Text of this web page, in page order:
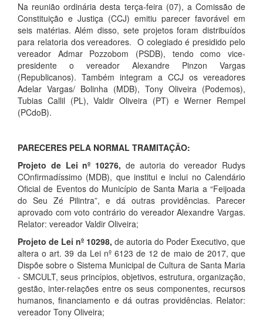
Na reunião ordinária desta terça-feira (07), a Comissão de
Constituição e Justiça (CCJ) emitiu parecer favorável em
seis matérias. Além disso, sete projetos foram distribuídos
para relatoria dos vereadores. O colegiado é presidido pelo
vereador Admar Pozzobom (PSDB), tendo como vice-
presidente o vereador Alexandre Pinzon Vargas
(Republicanos). Também integram a CCJ os vereadores
Adelar Vargas/ Bolinha (MDB), Tony Oliveira (Podemos),
Tubias Callil (PL), Valdir Oliveira (PT) e Werner Rempel
(PCdoB).
PARECERES PELA NORMAL TRAMITAÇÃO:
Projeto de Lei nº 10276, de autoria do vereador Rudys
COnfirmadíssimo (MDB), que institui e inclui no Calendário
Oficial de Eventos do Município de Santa Maria a “Feijoada
do Seu Zé Pilintra”, e dá outras providências. Parecer
aprovado com voto contrário do vereador Alexandre Vargas.
Relator: vereador Valdir Oliveira;
Projeto de Lei nº 10298, de autoria do Poder Executivo, que
altera o art. 39 da Lei nº 6123 de 12 de maio de 2017, que
Dispõe sobre o Sistema Municipal de Cultura de Santa Maria
- SMCULT, seus princípios, objetivos, estrutura, organização,
gestão, inter-relações entre os seus componentes, recursos
humanos, financiamento e dá outras providências. Relator:
vereador Tony Oliveira;